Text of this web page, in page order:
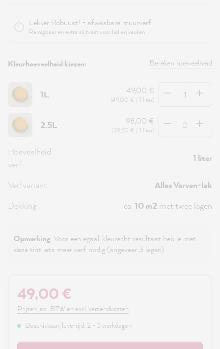
Lekker Robuust! - afwasbare muurverf
Reinigbaar en extra slijtvast voor hal en keuken
Kleurhoeveelheid kiezen: Bereken hoeveelheid
1L 49,00 €
(49,00 € / 1 liter)
Hoeveelheid
2.5L 98,00 €
(39,20 € / 1 liter)
Hoeveelheid
Hoeveelheid
verf
1 liter
Verfvariant
Alles Verven-lak
Dekking
ca. 10 m2 met twee lagen
Opmerking: Voor een egaal, kleurecht resultaat heb je met
deze tint iets meer verf nodig (ongeveer 3 lagen).
49,00 €
Prijzen incl. BTW en excl. verzendkosten
Beschikbaar, levertijd: 2 - 3 werkdagen